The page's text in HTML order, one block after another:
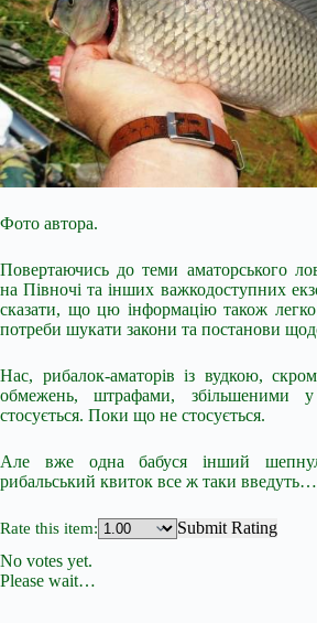
Фото автора.
Повертаючись до теми аматорського
на Півночі та інших важкодоступних
сказати, що цю інформацію також
потреби шукати закони та постанови
Нас, рибалок-аматорів із вудкою,
обмежень, штрафами, збільшеними
стосується. Поки що не стосується.
Але вже одна бабуся інший
рибальський квиток все ж таки введуть…
Rate this item:
Submit Rating
No votes yet.
Please wait…